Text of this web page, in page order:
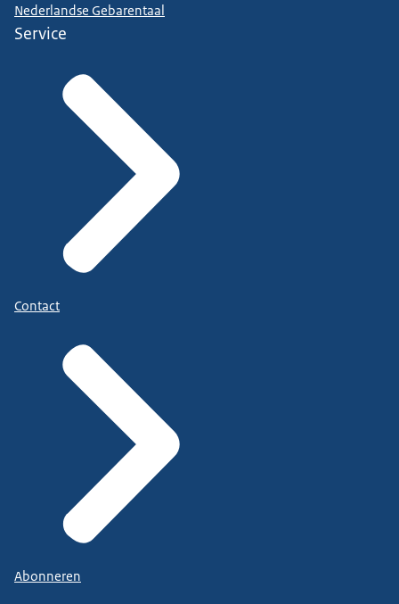
Nederlandse Gebarentaal
Service
Contact
Abonneren